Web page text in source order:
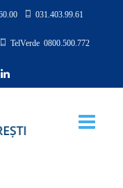
031.403.99.61
TelVerde 0800.500.772